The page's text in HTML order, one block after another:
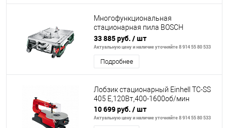
Многофункциональная
стационарная пила BOSCH
AdvancedTableCut 52
33 885 руб. / шт
Актуальную цену и наличие уточняйте 8 914 55 80 533
Подробнее
Лобзик стационарный Einhell TC-SS
405 E,120Вт,400-1600об/мин
10 699 руб. / шт
Актуальную цену и наличие уточняйте 8 914 55 80 533